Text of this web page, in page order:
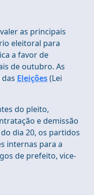
as principais
eleitoral para
a favor de
de outubro. As
Eleições(Lei
do pleito,
e demissão
dia 20, os partidos
internas para a
de prefeito, vice-